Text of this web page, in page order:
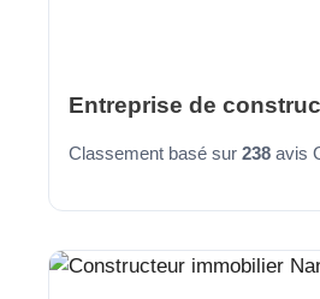
Entreprise de
Classement basé sur 238 avis